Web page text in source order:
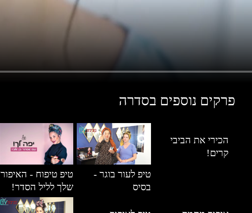
פרקים נוספים בסדרה
הכירי את הביבי
קרים!
טיפ לעור בוגר -
בסיס
טיפ טיפוח - האיפור
שלך לליל הסדר!